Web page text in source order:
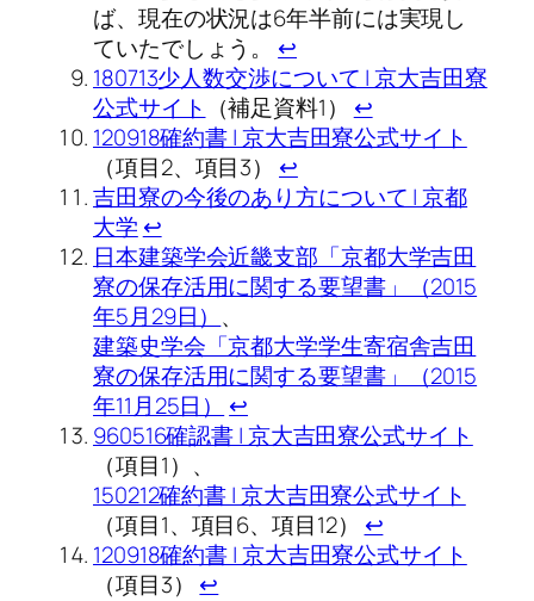
ば、現在の状況は6年半前には実現し
ていたでしょう。 ↩︎
180713少人数交渉について | 京大吉田寮
公式サイト
（補足資料1） ↩︎
120918確約書 | 京大吉田寮公式サイト
（項目2、項目3） ↩︎
吉田寮の今後のあり方について | 京都
大学 ↩︎
日本建築学会近畿支部「京都大学吉田
寮の保存活用に関する要望書」（2015
年5月29日） 、
建築史学会「京都大学学生寄宿舎吉田
寮の保存活用に関する要望書」（2015
年11月25日）
↩︎
960516確認書 | 京大吉田寮公式サイト
（項目1）、
150212確約書 | 京大吉田寮公式サイト
（項目1、項目6、項目12） ↩︎
120918確約書 | 京大吉田寮公式サイト
（項目3） ↩︎